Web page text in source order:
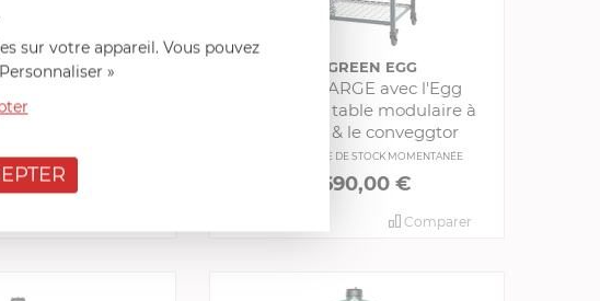
EGG
inox, 2 plateaux
DE STOCK MOMENTANÉE
€
BIG GREEN EGG
Pack 2XLARGE avec l'Egg
2XLarge, la table modulaire à
roulettes & le conveggtor
EN RUPTURE DE STOCK MOMENTANÉE
6 690,00 €
Comparer
sur votre appareil. Vous pouvez
»